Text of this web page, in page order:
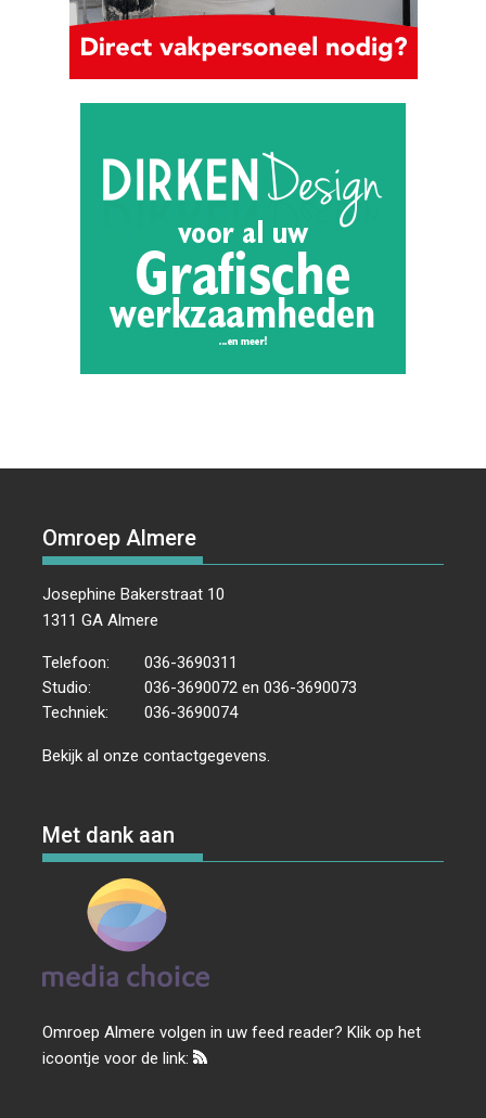
Omroep Almere
Josephine Bakerstraat 10
1311 GA Almere
Telefoon:
036-3690311
Studio:
036-3690072 en 036-3690073
Techniek:
036-3690074
Bekijk al onzecontactgegevens
Met dank aan
Omroep Almere volgen in uw feed reader? Klik op het
icoontje voor de link: